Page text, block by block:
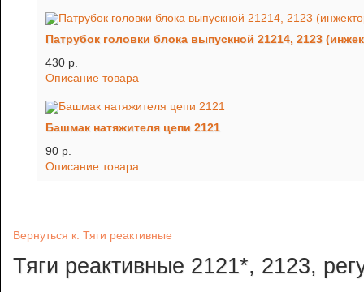
Патрубок головки блока выпускной 21214, 2123
430 p.
Описание товара
Башмак натяжителя цепи 2121
90 p.
Описание товара
Вернуться к: Тяги реактивные
Тяги реактивные 2121*, 2123,